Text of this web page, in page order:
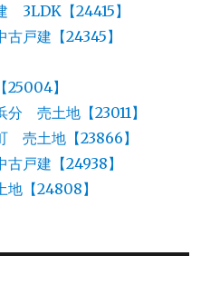
3LDK【24415】
戸建【24345】
】
分 売土地【23011】
売土地【23866】
戸建【24938】
【24808】